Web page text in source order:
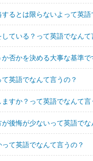
るとは限らないよって英語
ている？って英語でなんて
否かを決める大事な基準
英語でなんて言うの？
すか？って英語でなんて言
後悔が少ないって英語でな
て英語でなんて言うの？